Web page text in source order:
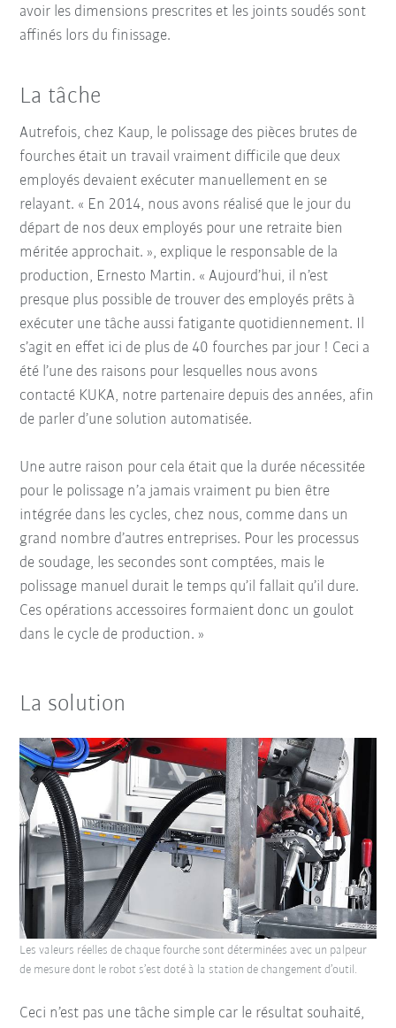
avoir les dimensions prescrites et les joints soudés sont
affinés lors du finissage.
La tâche
Autrefois, chez Kaup, le polissage des pièces brutes de
fourches était un travail vraiment difficile que deux
employés devaient exécuter manuellement en se
relayant. « En 2014, nous avons réalisé que le jour du
départ de nos deux employés pour une retraite bien
méritée approchait. », explique le responsable de la
production, Ernesto Martin. « Aujourd’hui, il n’est
presque plus possible de trouver des employés prêts à
exécuter une tâche aussi fatigante quotidiennement. Il
s’agit en effet ici de plus de 40 fourches par jour ! Ceci a
été l’une des raisons pour lesquelles nous avons
contacté KUKA, notre partenaire depuis des années, afin
de parler d’une solution automatisée.
Une autre raison pour cela était que la durée nécessitée
pour le polissage n’a jamais vraiment pu bien être
intégrée dans les cycles, chez nous, comme dans un
grand nombre d’autres entreprises. Pour les processus
de soudage, les secondes sont comptées, mais le
polissage manuel durait le temps qu’il fallait qu’il dure.
Ces opérations accessoires formaient donc un goulot
dans le cycle de production. »
La solution
Ceci n’est pas une tâche simple car le résultat souhaité,
Les valeurs réelles de chaque fourche sont déterminées avec un palpeur
de mesure dont le robot s’est doté à la station de changement d’outil.